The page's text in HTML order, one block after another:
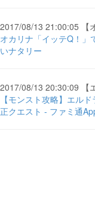
2017/08/13 21:00:05 【
オカリナ「イッテQ！」
いナタリー
2017/08/13 20:30:09 【
【モンスト攻略】エル
正クエスト - ファミ通